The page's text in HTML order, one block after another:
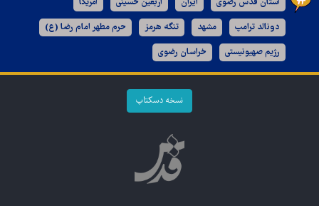
دونالد ترامپ مشهد تنگه هرمز حرم مطهر امام رضا (ع)
رژیم صهیونیستی خراسان رضوی
نسخه دسکتاپ